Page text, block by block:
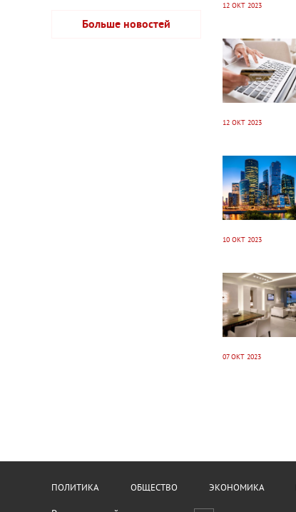
Больше новостей
12 ОКТ 2023
12 ОКТ 2023
10 ОКТ 2023
07 ОКТ 2023
ПОЛИТИКА ОБЩЕСТВО ЭКОНОМИКА